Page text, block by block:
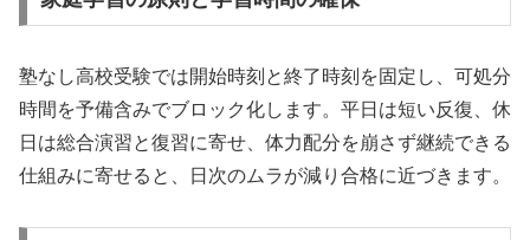
塾なし高校受験では開始時刻と終了時刻を固定し、可処分
時間を予備含みでブロック化します。平日は短い反復、休
日は総合演習と復習に寄せ、体力配分を崩さず継続できる
仕組みに寄せると、日次のムラが減り合格に近づきます。